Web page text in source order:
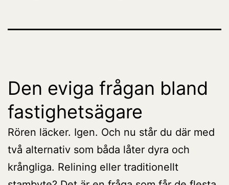
Den eviga frågan bland
fastighetsägare
Rören läcker. Igen. Och nu står du där med
två alternativ som båda låter dyra och
krångliga. Relining eller traditionellt